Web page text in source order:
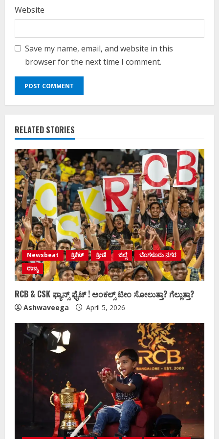
Website
Save my name, email, and website in this
browser for the next time I comment.
RELATED STORIES
Newsbeat ಕ್ರಿಕೆಟ್ ಕ್ರೀಡೆ ಜಿಲ್ಲೆ
ಬೆಂಗಳೂರು ನಗರ
ರಾಜ್ಯ
RCB & CSK ಫ್ಯಾನ್ಸ್‌ ಫೈಟ್ !‌ ಅಂಕಲ್ಸ್‌ ಟೀಂ ಸೋಲುತ್ತಾ? ಗೆಲ್ಲುತ್ತಾ?
Ashwaveega April 5, 2026